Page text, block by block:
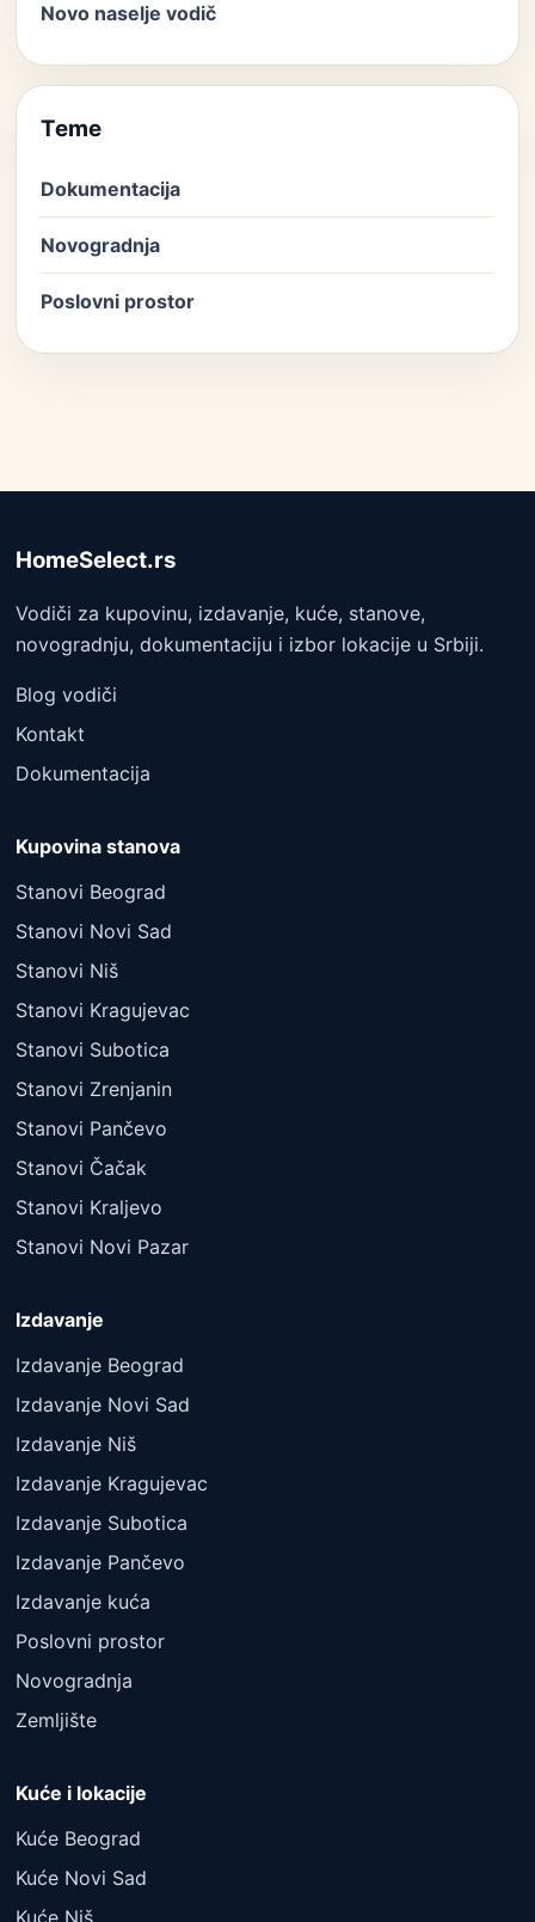
Novo naselje vodič
Teme
Dokumentacija
Novogradnja
Poslovni prostor
HomeSelect.rs
Vodiči za kupovinu, izdavanje, kuće, stanove,
novogradnju, dokumentaciju i izbor lokacije u Srbiji.
Blog vodiči
Kontakt
Dokumentacija
Kupovina stanova
Stanovi Beograd
Stanovi Novi Sad
Stanovi Niš
Stanovi Kragujevac
Stanovi Subotica
Stanovi Zrenjanin
Stanovi Pančevo
Stanovi Čačak
Stanovi Kraljevo
Stanovi Novi Pazar
Izdavanje
Izdavanje Beograd
Izdavanje Novi Sad
Izdavanje Niš
Izdavanje Kragujevac
Izdavanje Subotica
Izdavanje Pančevo
Izdavanje kuća
Poslovni prostor
Novogradnja
Zemljište
Kuće i lokacije
Kuće Beograd
Kuće Novi Sad
Kuće Niš